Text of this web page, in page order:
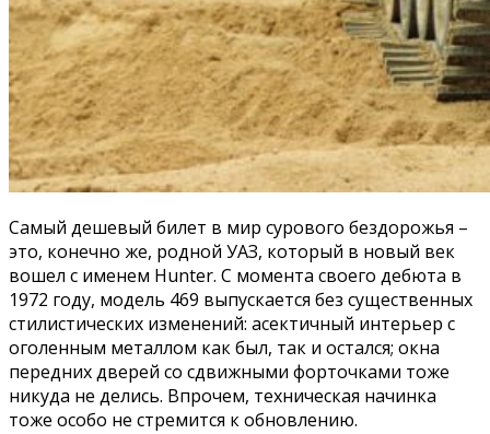
Самый дешевый билет в мир сурового бездорожья –
это, конечно же, родной УАЗ, который в новый век
вошел с именем Hunter. С момента своего дебюта в
1972 году, модель 469 выпускается без существенных
стилистических изменений: асектичный интерьер с
оголенным металлом как был, так и остался; окна
передних дверей со сдвижными форточками тоже
никуда не делись. Впрочем, техническая начинка
тоже особо не стремится к обновлению.